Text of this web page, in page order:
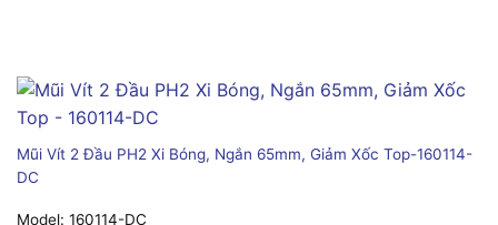
Mũi Vít 2 Đầu PH2 Xi Bóng, Ngắn 65mm, Giảm Xốc Top-160114-
DC
Model: 160114-DC